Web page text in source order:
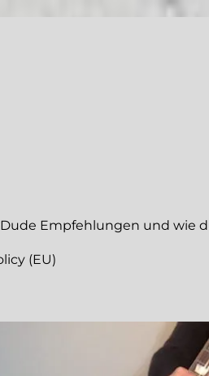
Empfehlungen und wie
(EU)